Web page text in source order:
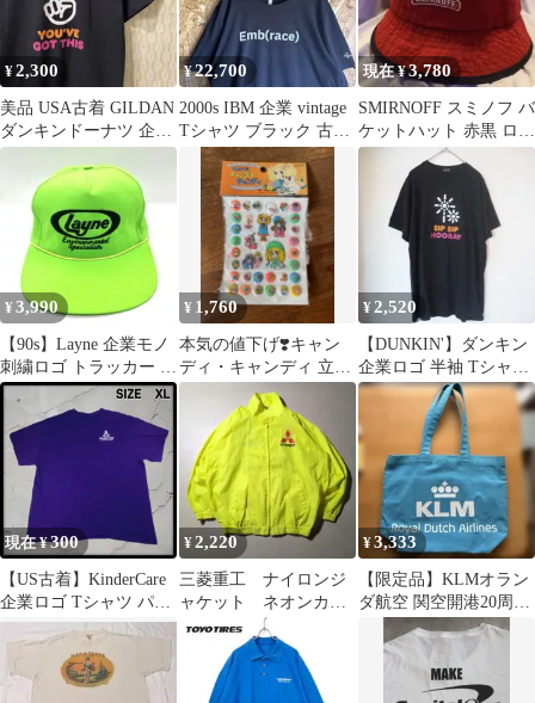
¥2,300
美品 USA古着 GILDAN
ダンキンドーナツ 企業
系 企業ロゴプリント
¥22,700
2000s IBM 企業 vintage
Tシャツ ブラック 古着
レア 希少
現在 ¥3,780
SMIRNOFF スミノフ バ
ケットハット 赤黒 ロゴ
企業ノベルティ L/XL
¥ 3,990
【90s】Layne 企業モノ
刺繍ロゴ トラッカー ナ
イロンキャップ 帽子
¥ 1,760
本気の値下げ❣️キャン
ディ・キャンディ 立体
ワッペン シール 昭和レ
トロ シール
¥2,520
【DUNKIN'】ダンキン
企業ロゴ 半袖 Tシャツ
ブラック M 古着 ドー
現在 ¥300
​【US古着】KinderCare
企業ロゴ Tシャツ パー
プル 紫 XL
¥2,220
三菱重工 ナイロンジ
ャケット ネオンカラ
ー 蛍光
¥3,333
【限定品】KLMオラン
ダ航空 関空開港20周年
記念 コラボトートバッ